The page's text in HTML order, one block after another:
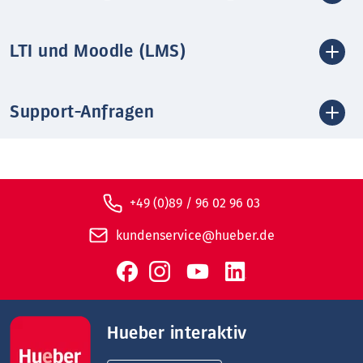
LTI und Moodle (LMS)
Support-Anfragen
+49 (0)89 / 96 02 96 03
kundenservice@hueber.de
Hueber interaktiv